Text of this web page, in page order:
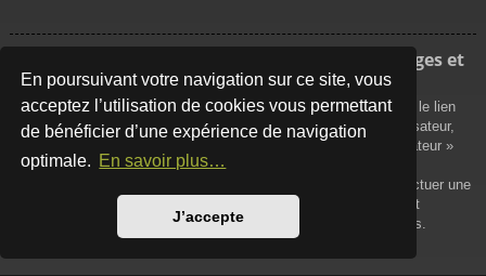
En poursuivant votre navigation sur ce site, vous
acceptez l’utilisation de cookies vous permettant
de bénéficier d’une expérience de navigation
optimale. En savoir plus…
J’accepte
Comment puis-je retrouver mes propres messages et
sujets ?
Vos propres messages peuvent être affichés soit en cliquant sur le lien
« Afficher vos messages » dans le panneau de contrôle de l’utilisateur,
soit en cliquant sur le lien « Rechercher les messages de l’utilisateur »
sur la page de votre propre profil ou soit en cliquant sur le menu
« Raccourcis » situé sur la partie supérieure du forum. Pour effectuer une
recherche de vos propres sujets, utilisez la recherche avancée et
remplissez convenablement les options qui vous sont disponibles.